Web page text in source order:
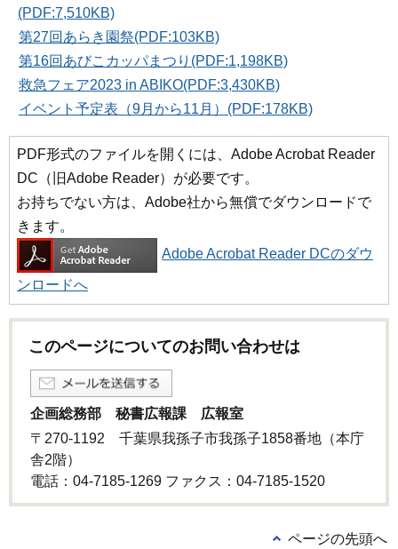
(PDF:7,510KB)
第27回あらき園祭(PDF:103KB)
第16回あびこカッパまつり(PDF:1,198KB)
救急フェア2023 in ABIKO(PDF:3,430KB)
イベント予定表（9月から11月）(PDF:178KB)
PDF形式のファイルを開くには、Adobe Acrobat Reader
DC（旧Adobe Reader）が必要です。
お持ちでない方は、Adobe社から無償でダウンロードで
きます。
Adobe Acrobat Reader DCのダウ
ンロードへ
このページについてのお問い合わせは
企画総務部 秘書広報課 広報室
〒270-1192 千葉県我孫子市我孫子1858番地（本庁
舎2階）
電話：04-7185-1269 ファクス：04-7185-1520
ページの先頭へ